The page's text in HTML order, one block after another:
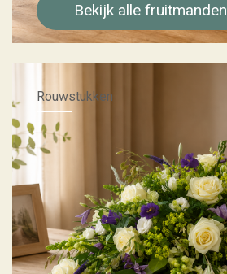
Bekijk alle fruitmanden
Rouwstukken